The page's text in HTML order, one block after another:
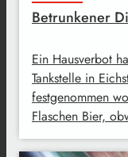
Betrunkener
Ein Hausverbot
Tankstelle in
festgenommen
Flaschen Bier,